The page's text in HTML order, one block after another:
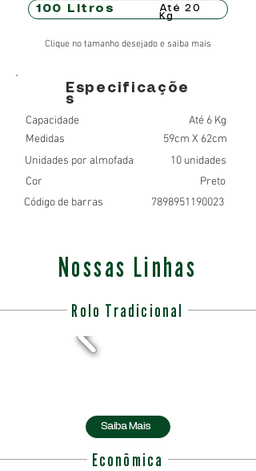
Até 20
Kg
100 Litros
Clique no tamanho desejado e saiba mais
Especificaçõe
s
Capacidade
Medidas
Unidades por almofada
Cor
Código de barras
Até 6 Kg
59cm X 62cm
10 unidades
Preto
7898951190023
Nossas Linhas
Rolo Tradicional
Saiba Mais
Econômica